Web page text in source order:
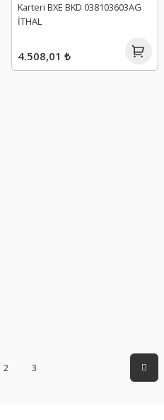
Karteri BXE BKD 038103603AG
İTHAL
4.508,01 ₺
2 3